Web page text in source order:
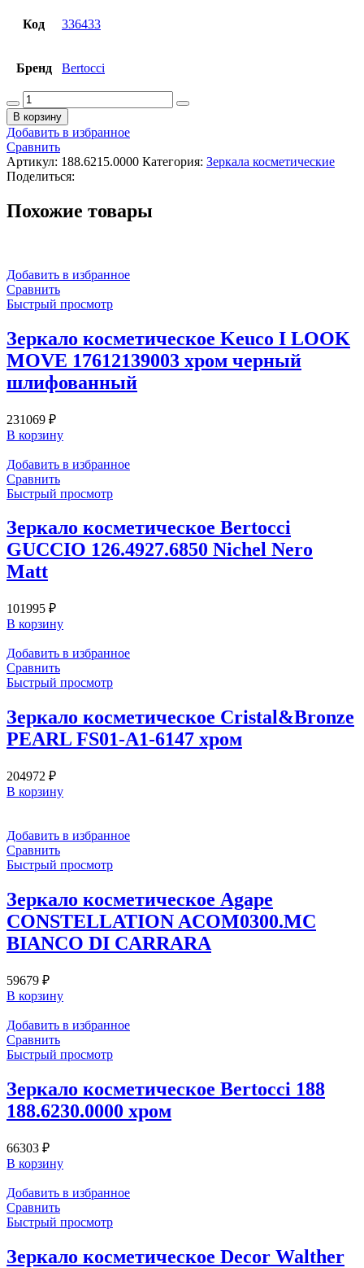
Код 336433
Бренд Bertocci
Количество
товара
Зеркало
косметическое
Bertocci
188
188.6215.0000
В корзину
Добавить в избранное
Сравнить
Артикул: 188.6215.0000 Категория: Зеркала косметические
Поделиться:
Похожие товары
Добавить в избранное
Сравнить
Быстрый просмотр
Зеркало косметическое Keuco I LOOK
MOVE 17612139003 хром черный
шлифованный
231069 ₽
В корзину
Добавить в избранное
Сравнить
Быстрый просмотр
Зеркало косметическое Bertocci
GUCCIO 126.4927.6850 Nichel Nero
Matt
101995 ₽
В корзину
Добавить в избранное
Сравнить
Быстрый просмотр
Зеркало косметическое Cristal&Bronze
PEARL FS01-A1-6147 хром
204972 ₽
В корзину
Добавить в избранное
Сравнить
Быстрый просмотр
Зеркало косметическое Agape
CONSTELLATION ACOM0300.MC
BIANCO DI CARRARA
59679 ₽
В корзину
Добавить в избранное
Сравнить
Быстрый просмотр
Зеркало косметическое Bertocci 188
188.6230.0000 хром
66303 ₽
В корзину
Добавить в избранное
Сравнить
Быстрый просмотр
Зеркало косметическое Decor Walther